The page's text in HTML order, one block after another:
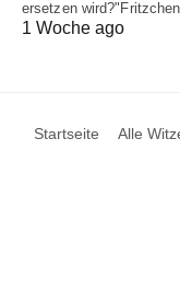
ersetzen
1 Woche ago
Startseite Alle